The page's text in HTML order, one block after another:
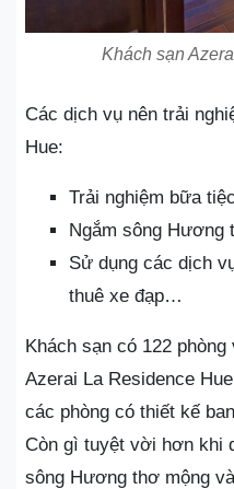
Khách sạn
Các dịch vụ nên trải
Hue:
Trải nghiệm bữa
Ngắm sông Hương
Sử dụng các dịch
thuê xe đạp…
Khách sạn có 122
Azerai La Residence
các phòng có thiết kế
Còn gì tuyệt vời hơn khi
sông Hương thơ mộng